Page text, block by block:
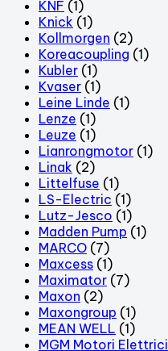
KNF (1)
Knick (1)
Kollmorgen (2)
Koreacoupling (1)
Kubler (1)
Kvaser (1)
Leine Linde (1)
Lenze (1)
Leuze (1)
Lianrongmotor (1)
Linak (2)
Littelfuse (1)
LS-Electric (1)
Lutz-Jesco (1)
Madden Pump (1)
MARCO (7)
Maxcess (1)
Maximator (7)
Maxon (2)
Maxongroup (1)
MEAN WELL (1)
MGM Motori Elettrici